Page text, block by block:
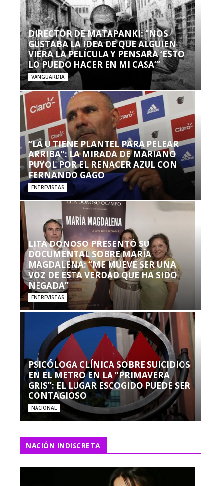
DIRECTOR DE MATAPANKI: “NOS
GUSTABA LA IDEA DE QUE ALGUIEN
VIERA LA PELÍCULA Y PENSARA ‘ESTO
LO PUEDO HACER EN MI CASA’”
VANGUARDIA
“LA U TIENE PLANTEL PARA PELEAR
ARRIBA”: LA MIRADA DE MARIANO
PUYOL POR EL RENACER AZUL CON
FERNANDO GAGO
ENTREVISTAS
LITA DONOSO PRESENTÓ SU
DOCUMENTAL SOBRE MARÍA
MAGDALENA: “ME MUEVE SER UNA
VOZ DE ESTA VERDAD QUE HA SIDO
NEGADA”
ENTREVISTAS
PSICÓLOGA CLÍNICA SOBRE SUICIDIOS
EN EL METRO EN LA “PRIMAVERA
GRIS”: EL LUGAR ESCOGIDO PUEDE SER
CONTAGIOSO
NACIONAL
NACIÓN INDISCRETA